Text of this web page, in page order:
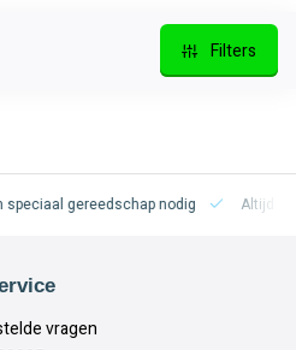
Filters
gereedschap nodig Altijd een
vragen